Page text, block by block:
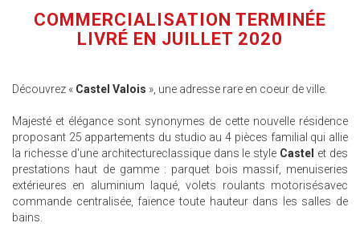
COMMERCIALISATION TERMINÉE
LIVRÉ EN JUILLET 2020
Découvrez « Castel Valois », une adresse rare en coeur de ville.
Majesté et élégance sont synonymes de cette nouvelle résidence
proposant 25 appartements du studio au 4 pièces familial qui allie
la richesse d'une architectureclassique dans le style Castel et des
prestations haut de gamme : parquet bois massif, menuiseries
extérieures en aluminium laqué, volets roulants motorisésavec
commande centralisée, faïence toute hauteur dans les salles de
bains.